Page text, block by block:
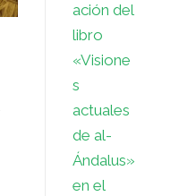
ación del
libro
«Visione
s
actuales
de al-
Ándalus»
en el